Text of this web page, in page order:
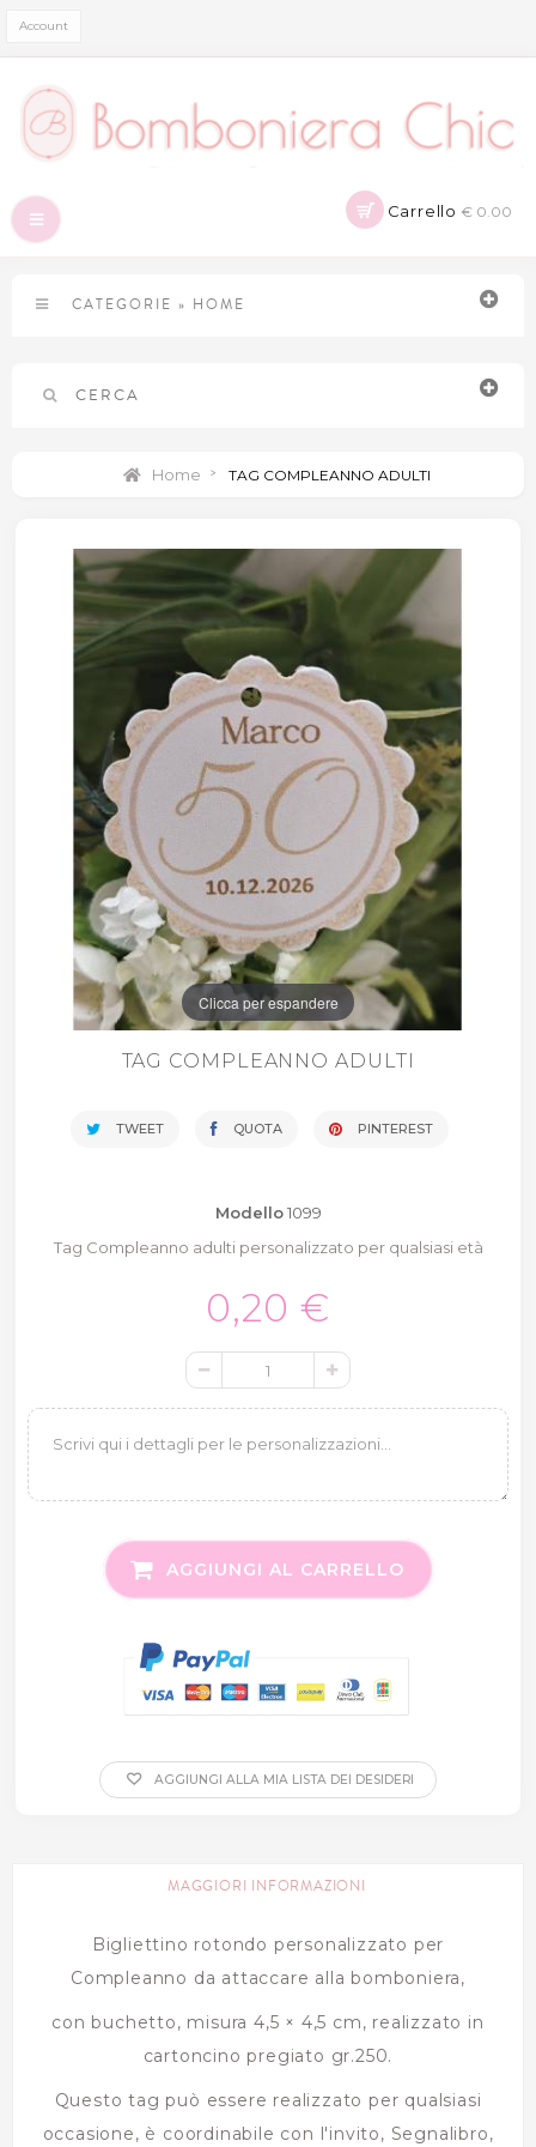
Account
Carrello € 0.00
Navigazione
Toggle
CATEGORIE » HOME
CERCA
Home > TAG COMPLEANNO ADULTI
Clicca per espandere
TAG COMPLEANNO ADULTI
TWEET QUOTA PINTEREST
Modello 1099
Tag Compleanno adulti personalizzato per qualsiasi età
0,20 €
AGGIUNGI AL CARRELLO
AGGIUNGI ALLA MIA LISTA DEI DESIDERI
MAGGIORI INFORMAZIONI
Bigliettino rotondo personalizzato per
Compleanno da attaccare alla bomboniera,
con buchetto, misura 4,5 × 4,5 cm, realizzato in
cartoncino pregiato gr.250.
Questo tag può essere realizzato per qualsiasi
occasione, è coordinabile con l'invito, Segnalibro,